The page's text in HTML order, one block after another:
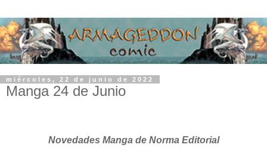
miércoles, 22 de junio de 2022
Manga 24 de Junio
Novedades Manga de Norma Editorial